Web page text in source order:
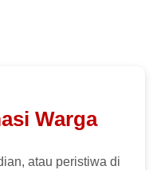
Warga
atau peristiwa di